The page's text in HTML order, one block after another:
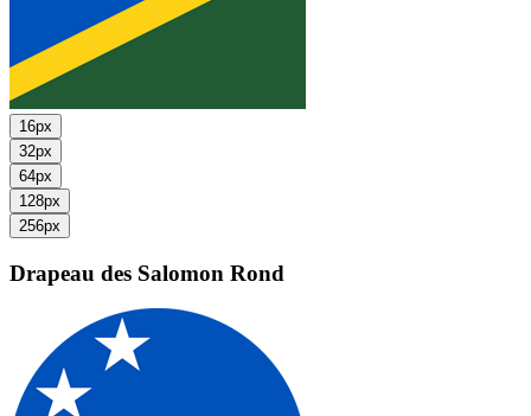
16px
32px
64px
128px
256px
Drapeau des Salomon Rond